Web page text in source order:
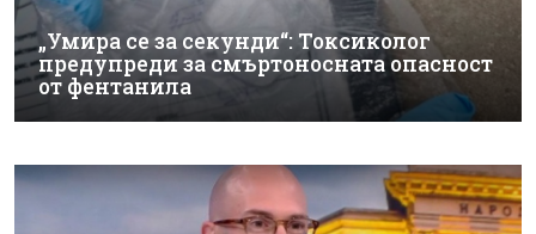
„Умира се за секунди“: Токсиколог
предупреди за смъртоносната опасност
от фентанила